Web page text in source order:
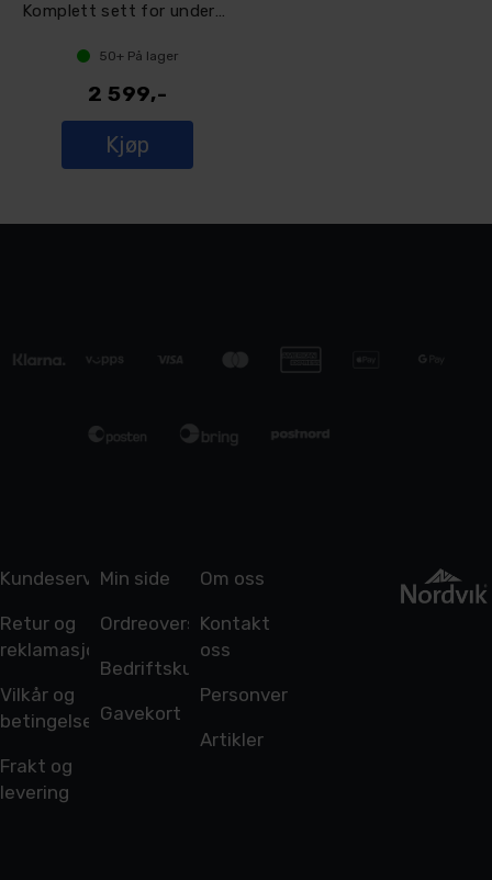
Komplett sett for underspyling
50+På lager
2 599,-
Kjøp
Kundeservice
Retur og
reklamasjon
Vilkår og
betingelser
Frakt og
levering
Min side
Ordreoversikt
Bedriftskunde
Gavekort
Om oss
Kontakt
oss
Personvern
Artikler